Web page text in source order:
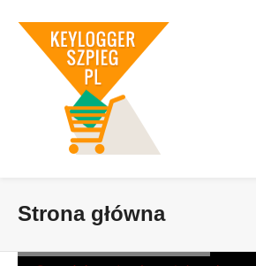
Strona główna